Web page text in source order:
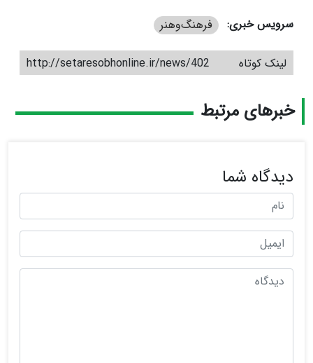
سرویس خبری: فرهنگ‌و‌هنر
لینک کوتاه http://setaresobhonline.ir/news/402
خبرهای مرتبط
دیدگاه شما